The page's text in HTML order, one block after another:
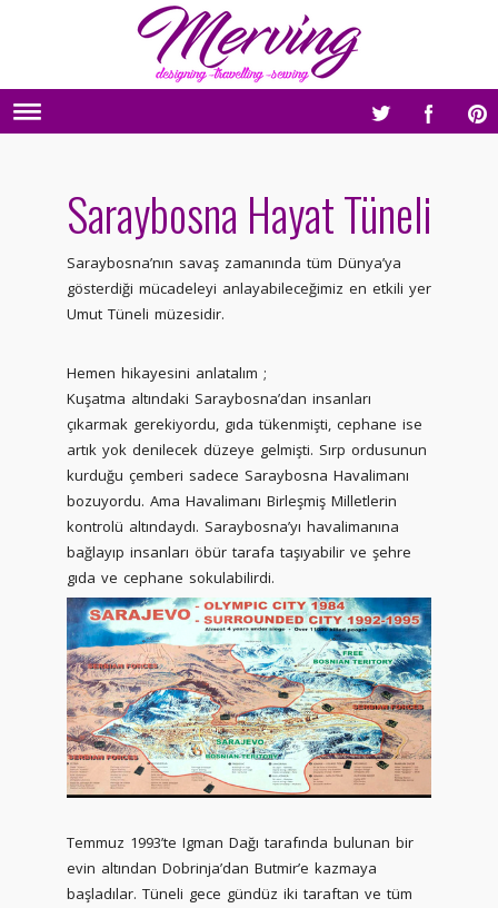
Saraybosna Hayat Tüneli
Saraybosna’nın savaş zamanında tüm Dünya’ya
gösterdiği mücadeleyi anlayabileceğimiz en etkili yer
Umut Tüneli müzesidir.
Hemen hikayesini anlatalım ;
Kuşatma altındaki Saraybosna’dan insanları
çıkarmak gerekiyordu, gıda tükenmişti, cephane ise
artık yok denilecek düzeye gelmişti. Sırp ordusunun
kurduğu çemberi sadece Saraybosna Havalimanı
bozuyordu. Ama Havalimanı Birleşmiş Milletlerin
kontrolü altındaydı. Saraybosna’yı havalimanına
bağlayıp insanları öbür tarafa taşıyabilir ve şehre
gıda ve cephane sokulabilirdi.
Temmuz 1993’te Igman Dağı tarafında bulunan bir
evin altından Dobrinja’dan Butmir’e kazmaya
başladılar. Tüneli gece gündüz iki taraftan ve tüm